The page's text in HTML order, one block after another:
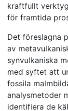
kraftfullt
för framtida
Det föreslagna
av
synvulkaniska
med syftet att
fossila
analysmetoder
identifiera de